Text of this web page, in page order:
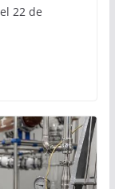
22 de